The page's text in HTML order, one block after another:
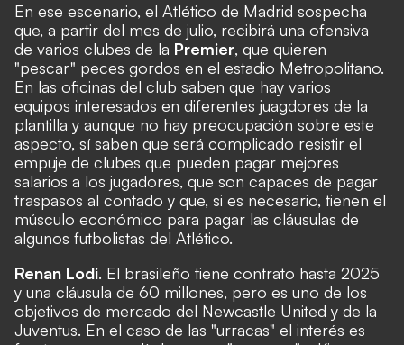
En ese escenario, el Atlético de Madrid sospecha
que, a partir del mes de julio, recibirá una ofensiva
de varios clubes de la Premier, que quieren
"pescar" peces gordos en el estadio Metropolitano.
En las oficinas del club saben que hay varios
equipos interesados en diferentes juagdores de la
plantilla y aunque no hay preocupación sobre este
aspecto, sí saben que será complicado resistir el
empuje de clubes que pueden pagar mejores
salarios a los jugadores, que son capaces de pagar
traspasos al contado y que, si es necesario, tienen el
músculo económico para pagar las cláusulas de
algunos futbolistas del Atlético.
Renan Lodi. El brasileño tiene contrato hasta 2025
y una cláusula de 60 millones, pero es uno de los
objetivos de mercado del Newcastle United y de la
Juventus. En el caso de las "urracas" el interés es